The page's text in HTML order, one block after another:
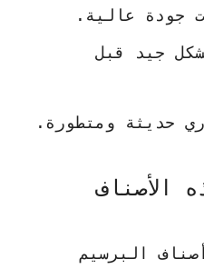
جودة عالية.
جيد قبل
حديثة ومتطورة.
الأصناف
البرسيم